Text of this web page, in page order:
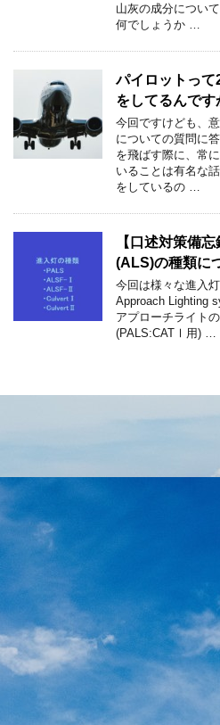
山灰の成分につい
何でしょうか …
パイロットっ
をしてるんです
今回ですけども、
についての質問に
を飛ばす際に、常
いることは有名な
をしているの …
【口述対策備
(ALS)の種類に
今回は様々な進入
Approach Lighting
アプローチライト
(PALS:CATⅠ用) …